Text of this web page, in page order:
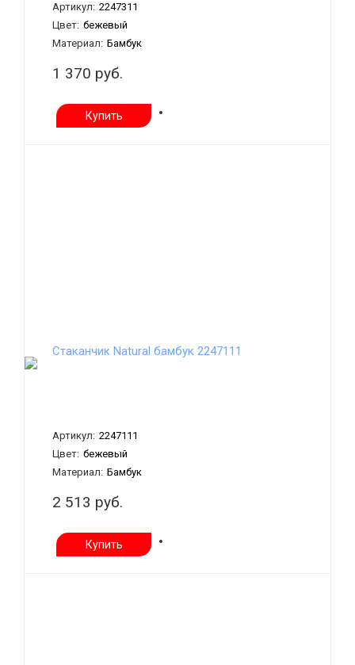
Артикул: 2247311
Цвет: бежевый
Материал: Бамбук
1 370 руб.
Купить
Стаканчик Natural бамбук 2247111
Артикул: 2247111
Цвет: бежевый
Материал: Бамбук
2 513 руб.
Купить